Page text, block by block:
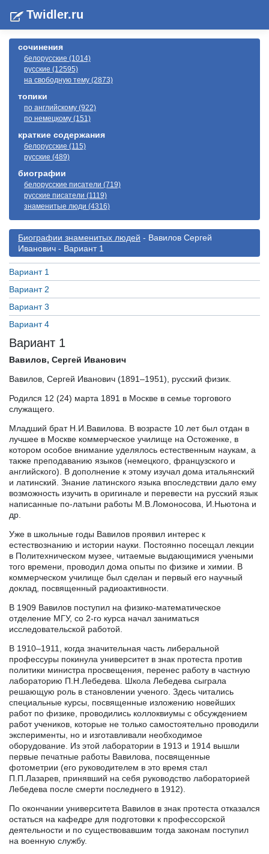
Twidler.ru
сочинения
белорусские (1014)
русские (12595)
на свободную тему (2873)
топики
по английскому (922)
по немецкому (151)
краткие содержания
белорусские (115)
русские (489)
биографии
белорусские писатели (719)
русские писатели (1119)
знаменитые люди (4316)
Биографии знаменитых людей - Вавилов Сергей
Иванович - Вариант 1
Вариант 1
Вариант 2
Вариант 3
Вариант 4
Вариант 1
Вавилов, Сергей Иванович
Вавилов, Сергей Иванович (1891–1951), русский физик.
Родился 12 (24) марта 1891 в Москве в семье торгового
служащего.
Младший брат Н.И.Вавилова. В возрасте 10 лет был отдан в
лучшее в Москве коммерческое училище на Остоженке, в
котором особое внимание уделялось естественным наукам, а
также преподаванию языков (немецкого, французского и
английского). В дополнение к этому изучал дома итальянский
и латинский. Знание латинского языка впоследствии дало ему
возможность изучить в оригинале и перевести на русский язык
написанные по-латыни работы М.В.Ломоносова, И.Ньютона и
др.
Уже в школьные годы Вавилов проявил интерес к
естествознанию и истории науки. Постоянно посещал лекции
в Политехническом музее, читаемые выдающимися учеными
того времени, проводил дома опыты по физике и химии. В
коммерческом училище был сделан и первый его научный
доклад, посвященный радиоактивности.
В 1909 Вавилов поступил на физико-математическое
отделение МГУ, со 2-го курса начал заниматься
исследовательской работой.
В 1910–1911, когда значительная часть либеральной
профессуры покинула университет в знак протеста против
политики министра просвещения, перенес работу в частную
лабораторию П.Н.Лебедева. Школа Лебедева сыграла
решающую роль в становлении ученого. Здесь читались
специальные курсы, посвященные изложению новейших
работ по физике, проводились коллоквиумы с обсуждением
работ учеников, которые не только самостоятельно проводили
эксперименты, но и изготавливали необходимое
оборудование. Из этой лаборатории в 1913 и 1914 вышли
первые печатные работы Вавилова, посвященные
фотометрии (его руководителем в это время стал
П.П.Лазарев, принявший на себя руководство лабораторией
Лебедева после смерти последнего в 1912).
По окончании университета Вавилов в знак протеста отказался
остаться на кафедре для подготовки к профессорской
деятельности и по существовавшим тогда законам поступил
на военную службу.